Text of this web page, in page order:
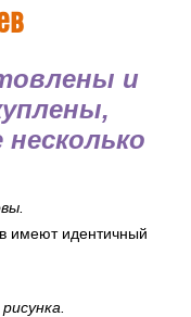
и
имеют идентичный